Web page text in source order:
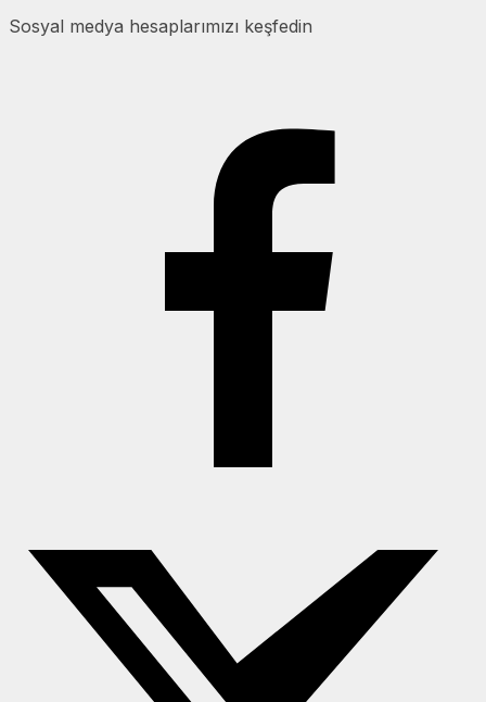
Sosyal medya hesaplarımızı keşfedin